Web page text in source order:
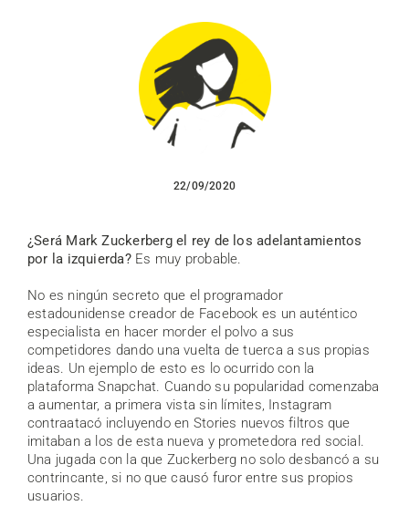
22/09/2020
¿Será Mark Zuckerberg el rey de los adelantamientos
por la izquierda?Es muy probable.
No es ningún secreto que el programador
estadounidense creador de Facebook es un auténtico
especialista en hacer morder el polvo a sus
competidores dando una vuelta de tuerca a sus propias
ideas. Un ejemplo de esto es lo ocurrido con la
plataforma Snapchat. Cuando su popularidad comenzaba
a aumentar, a primera vista sin límites, Instagram
contraatacó incluyendo en Stories nuevos filtros que
imitaban a los de esta nueva y prometedora red social.
Una jugada con la que Zuckerberg no solo desbancó a su
contrincante, si no que causó furor entre sus propios
usuarios.